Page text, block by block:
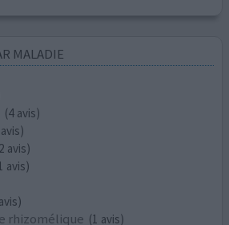
MALADIE
(4 avis)
avis)
avis)
rhizomélique (1 avis)